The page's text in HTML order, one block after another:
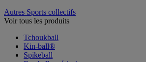
Autres Sports collectifs
Voir tous les produits
Tchoukball
Kin-ball®
Spikeball